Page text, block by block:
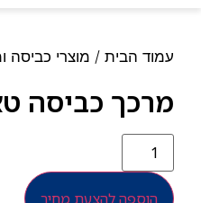
עמוד הבית / מוצרי כביסה
מרכך כביסה
הוספה להצעת מחיר